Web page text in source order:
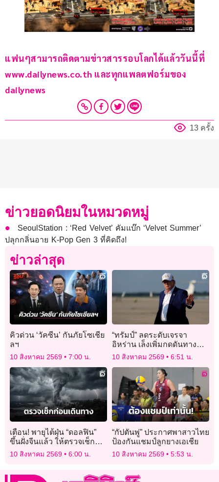
แฟนๆสามารถติดตามข่าวสารรอบโลกได้แล้ววันนี้ที่
www.dailynews.co.th และทุกแพลตฟอร์มของ
dailynews
13 ครั้ง
ข่าวยอดนิยมในหมวดหมู่
SeoulStation : ‘Red Velvet’ คัมแบ๊ก ‘Velvet Summer’
ปลุกกลิ่นอาย K-Pop Gen 3 ที่คิดถึง!
ข่าวล่าสุด
คิวด่วน ‘วัคซีน’ กันภัยโซเชีย
ลฯ
10 สิงหาคม 2569 7:00 น.
“ทรัมป์” ลดระดับเจรจา
อิหร่าน เล็งเพิ่มกดดันทาง
เศรษฐกิจ
10 สิงหาคม 2569 6:51 น.
เตือน! พายุไต้ฝุ่น “ดอลฟิน”
ขึ้นฝั่งจีนแล้ว ให้ตรวจเช็ก
สภาพอากาศก่อนเดินทาง
10 สิงหาคม 2569 6:00 น.
“กัปตันพู่” ประกาศพาสาวไทย
ป้องกันแชมป์ลูกยางเอเชีย
10 สิงหาคม 2569 5:53 น.